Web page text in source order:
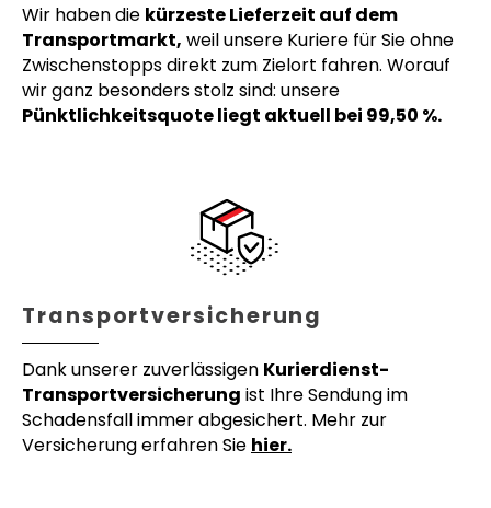
Wir haben die kürzeste Lieferzeit auf dem
Transportmarkt, weil unsere Kuriere für Sie ohne
Zwischenstopps direkt zum Zielort fahren. Worauf
wir ganz besonders stolz sind: unsere
Pünktlichkeitsquote liegt aktuell bei 99,50 %.
Transportversicherung
Dank unserer zuverlässigen Kurierdienst-
Transportversicherung ist Ihre Sendung im
Schadensfall immer abgesichert. Mehr zur
Versicherung erfahren Sie hier.